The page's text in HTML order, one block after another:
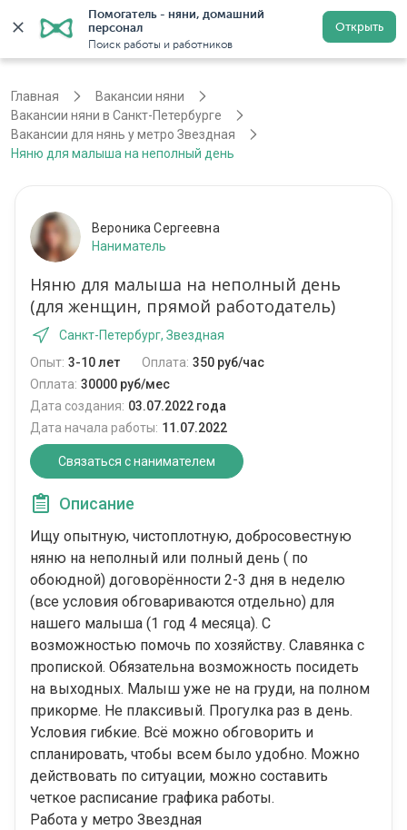
Помогатель - няни, домашний
персонал
Поиск работы и работников
Открыть
Санкт-Петербург Регистрация
Главная
Вакансии няни
Вакансии няни в Санкт-Петербурге
Вакансии для нянь у метро Звездная
Няню для малыша на неполный день
Вероника Сергеевна
Наниматель
Няню для малыша на неполный день
(для женщин, прямой работодатель)
Санкт-Петербург, Звездная
Опыт: 3-10 лет Оплата: 350 руб/час
Оплата: 30000 руб/мес
Дата создания: 03.07.2022 года
Дата начала работы: 11.07.2022
Связаться с нанимателем
Описание
Ищу опытную, чистоплотную, добросовестную
няню на неполный или полный день ( по
обоюдной) договорённости 2-3 дня в неделю
(все условия обговариваются отдельно) для
нашего малыша (1 год 4 месяца). С
возможностью помочь по хозяйству. Славянка с
пропиской. Обязательна возможность посидеть
на выходных. Малыш уже не на груди, на полном
прикорме. Не плаксивый. Прогулка раз в день.
Условия гибкие. Всё можно обговорить и
спланировать, чтобы всем было удобно. Можно
действовать по ситуации, можно составить
четкое расписание графика работы.
Работа у метро Звездная